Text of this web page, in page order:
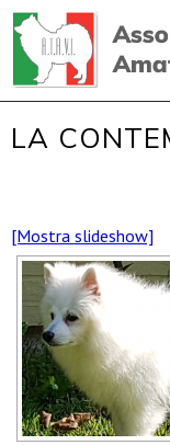
LA
[Mostra slideshow]